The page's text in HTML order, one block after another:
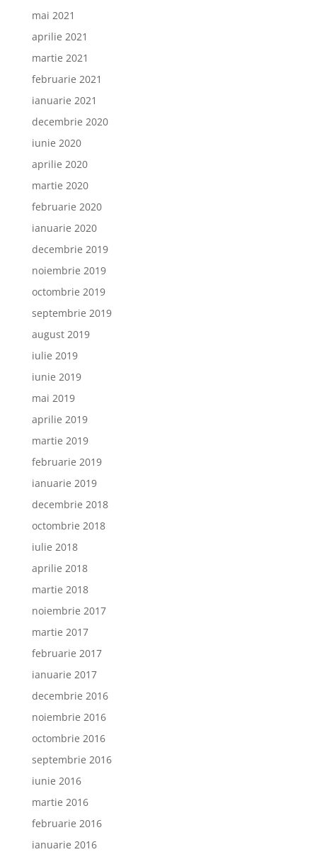
mai 2021
aprilie 2021
martie 2021
februarie 2021
ianuarie 2021
decembrie 2020
iunie 2020
aprilie 2020
martie 2020
februarie 2020
ianuarie 2020
decembrie 2019
noiembrie 2019
octombrie 2019
septembrie 2019
august 2019
iulie 2019
iunie 2019
mai 2019
aprilie 2019
martie 2019
februarie 2019
ianuarie 2019
decembrie 2018
octombrie 2018
iulie 2018
aprilie 2018
martie 2018
noiembrie 2017
martie 2017
februarie 2017
ianuarie 2017
decembrie 2016
noiembrie 2016
octombrie 2016
septembrie 2016
iunie 2016
martie 2016
februarie 2016
ianuarie 2016